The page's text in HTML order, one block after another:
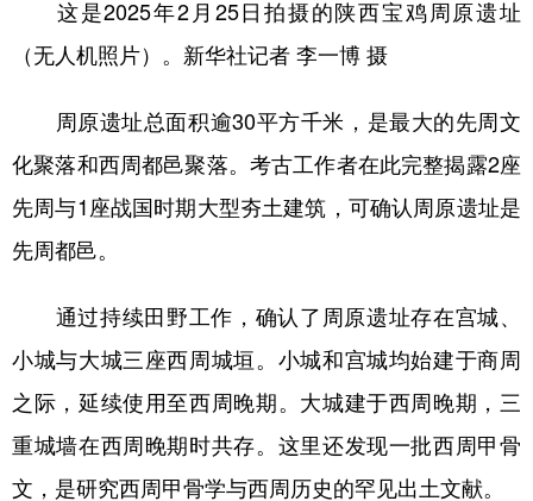
这是2025年2月25日拍摄的陕西宝鸡周原遗址
（无人机照片）。新华社记者 李一博 摄
周原遗址总面积逾30平方千米，是最大的先周文
化聚落和西周都邑聚落。考古工作者在此完整揭露2座
先周与1座战国时期大型夯土建筑，可确认周原遗址是
先周都邑。
通过持续田野工作，确认了周原遗址存在宫城、
小城与大城三座西周城垣。小城和宫城均始建于商周
之际，延续使用至西周晚期。大城建于西周晚期，三
重城墙在西周晚期时共存。这里还发现一批西周甲骨
文，是研究西周甲骨学与西周历史的罕见出土文献。